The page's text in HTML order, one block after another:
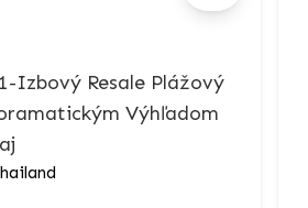
Izbový Resale Plážový
Výhľadom